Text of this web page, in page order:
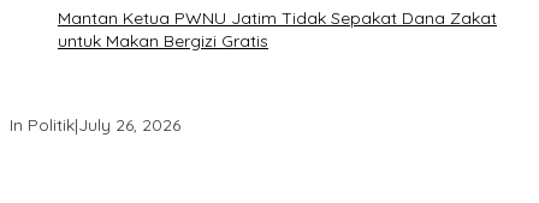
Mantan Ketua PWNU Jatim Tidak Sepakat Dana Zakat
untuk Makan Bergizi Gratis
In Politik|July 26, 2026